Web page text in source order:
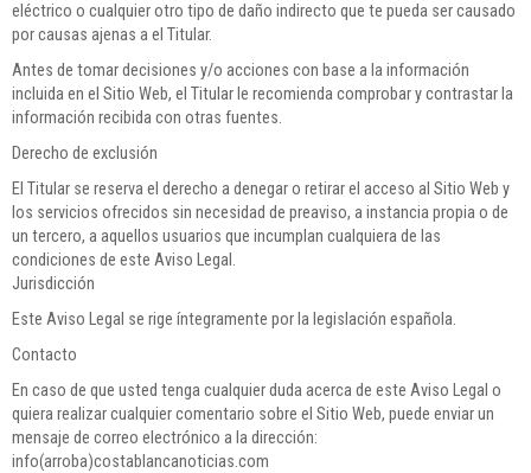
eléctrico o cualquier otro tipo de daño indirecto que te pueda ser causado
por causas ajenas a el Titular.
Antes de tomar decisiones y/o acciones con base a la información
incluida en el Sitio Web, el Titular le recomienda comprobar y contrastar la
información recibida con otras fuentes.
Derecho de exclusión
El Titular se reserva el derecho a denegar o retirar el acceso al Sitio Web y
los servicios ofrecidos sin necesidad de preaviso, a instancia propia o de
un tercero, a aquellos usuarios que incumplan cualquiera de las
condiciones de este Aviso Legal.
Jurisdicción
Este Aviso Legal se rige íntegramente por la legislación española.
Contacto
En caso de que usted tenga cualquier duda acerca de este Aviso Legal o
quiera realizar cualquier comentario sobre el Sitio Web, puede enviar un
mensaje de correo electrónico a la dirección:
info(arroba)costablancanoticias.com